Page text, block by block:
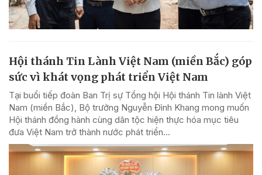
Hội thánh Tin Lành Việt Nam (miền Bắc) góp
sức vì khát vọng phát triển Việt Nam
Tại buổi tiếp đoàn Ban Trị sự Tổng hội Hội thánh Tin lành Việt
Nam (miền Bắc), Bộ trưởng Nguyễn Đình Khang mong muốn
Hội thánh đồng hành cùng dân tộc hiện thực hóa mục tiêu
đưa Việt Nam trở thành nước phát triển...